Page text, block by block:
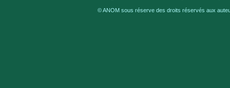
© ANOM sous réserve des droits réservés aux